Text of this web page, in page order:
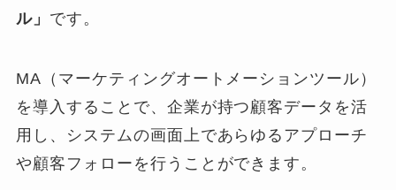
ル」 です。
MA（マーケティングオートメーションツール）
を導入することで、 企業が持つ顧客データを活
用し、システムの画面上であらゆるアプローチ
や顧客フォローを行うことができます。